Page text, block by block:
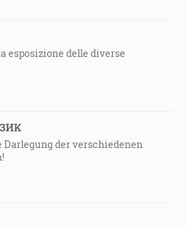
esposizione delle diverse
Darlegung der verschiedenen